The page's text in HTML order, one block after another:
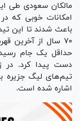
مالکان سعودی طی
امکانات خوبی که
باعث شدند تا این
دست پیدا کرد.
تیم‌های لیگ جزیره
اشاره شده است.